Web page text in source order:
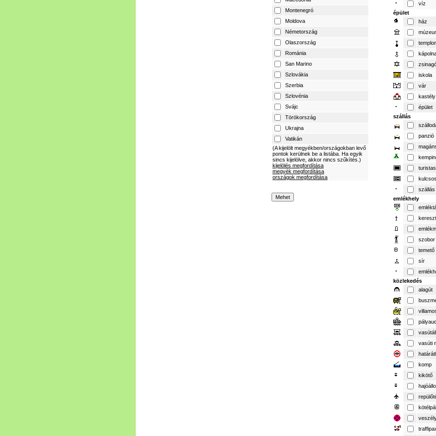
Montenegró
Moldova
Németország
Olaszország
Románia
San Marino
Szlovákia
Szerbia
Szlovénia
Svájc
Törökország
Ukrajna
Vatikán
(A kijelölt megyékben/országokban levő
pontok kerülnek be a listába. Ha egyik
sincs kijelölve, akkor nincs szűkítés.)
kijelölés megfordítása
megyék megfordítása
országok megfordítása
víz
épület
ház
iskola
vár
kastély
épület
szállás
panzió
szállás
emlékhely
kereszt
szobor
temető
sír
közlekedés
alagút
vasúti
komp
kikötő